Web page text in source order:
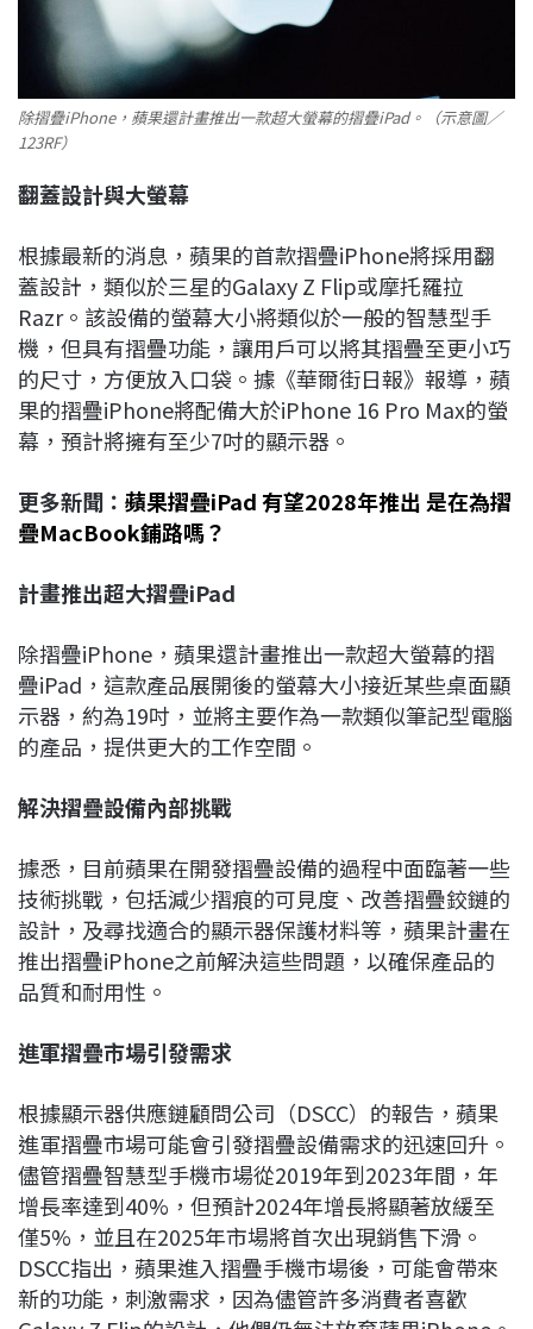
除摺疊iPhone，蘋果還計畫推出一款超大螢幕的摺疊iPad。（示意圖／
123RF）
翻蓋設計與大螢幕
根據最新的消息，蘋果的首款摺疊iPhone將採用翻
蓋設計，類似於三星的Galaxy Z Flip或摩托羅拉
Razr。該設備的螢幕大小將類似於一般的智慧型手
機，但具有摺疊功能，讓用戶可以將其摺疊至更小巧
的尺寸，方便放入口袋。據《華爾街日報》報導，蘋
果的摺疊iPhone將配備大於iPhone 16 Pro Max的螢
幕，預計將擁有至少7吋的顯示器。
更多新聞： 蘋果摺疊iPad 有望2028年推出 是在為摺
疊MacBook鋪路嗎？
計畫推出超大摺疊iPad
除摺疊iPhone，蘋果還計畫推出一款超大螢幕的摺
疊iPad，這款產品展開後的螢幕大小接近某些桌面顯
示器，約為19吋，並將主要作為一款類似筆記型電腦
的產品，提供更大的工作空間。
解決摺疊設備內部挑戰
據悉，目前蘋果在開發摺疊設備的過程中面臨著一些
技術挑戰，包括減少摺痕的可見度、改善摺疊鉸鏈的
設計，及尋找適合的顯示器保護材料等，蘋果計畫在
推出摺疊iPhone之前解決這些問題，以確保產品的
品質和耐用性。
進軍摺疊市場引發需求
根據顯示器供應鏈顧問公司（DSCC）的報告，蘋果
進軍摺疊市場可能會引發摺疊設備需求的迅速回升。
儘管摺疊智慧型手機市場從2019年到2023年間，年
增長率達到40%，但預計2024年增長將顯著放緩至
僅5%，並且在2025年市場將首次出現銷售下滑。
DSCC指出，蘋果進入摺疊手機市場後，可能會帶來
新的功能，刺激需求，因為儘管許多消費者喜歡